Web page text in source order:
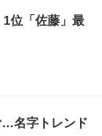
位「佐藤」最
…名字トレンド